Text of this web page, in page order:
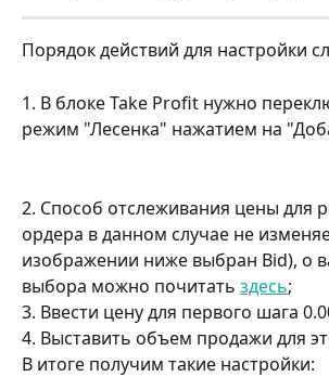
Порядок действий для настройки
1. В блоке Take Profit нужно
режим "Лесенка" нажатием на
2. Способ отслеживания цены для
ордера в данном случае не
изображении ниже выбран Bid), о
выбора можно почитать здесь;
3. Ввести цену для первого шага
4. Выставить объем продажи для
В итоге получим такие настройки: